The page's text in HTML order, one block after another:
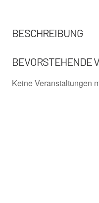
BESCHREIBUNG
BEVORSTEHENDE
Keine Veranstaltungen